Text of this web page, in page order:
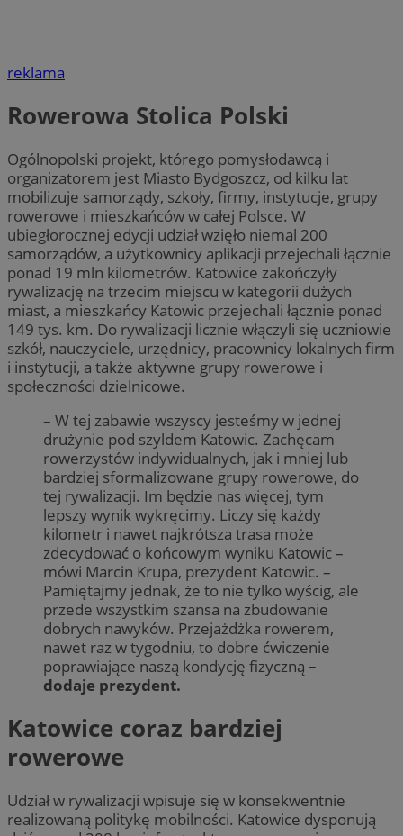
reklama
Rowerowa Stolica Polski
Ogólnopolski projekt, którego pomysłodawcą i
organizatorem jest Miasto Bydgoszcz, od kilku lat
mobilizuje samorządy, szkoły, firmy, instytucje, grupy
rowerowe i mieszkańców w całej Polsce. W
ubiegłorocznej edycji udział wzięło niemal 200
samorządów, a użytkownicy aplikacji przejechali łącznie
ponad 19 mln kilometrów. Katowice zakończyły
rywalizację na trzecim miejscu w kategorii dużych
miast, a mieszkańcy Katowic przejechali łącznie ponad
149 tys. km. Do rywalizacji licznie włączyli się uczniowie
szkół, nauczyciele, urzędnicy, pracownicy lokalnych firm
i instytucji, a także aktywne grupy rowerowe i
społeczności dzielnicowe.
– W tej zabawie wszyscy jesteśmy w jednej
drużynie pod szyldem Katowic. Zachęcam
rowerzystów indywidualnych, jak i mniej lub
bardziej sformalizowane grupy rowerowe, do
tej rywalizacji. Im będzie nas więcej, tym
lepszy wynik wykręcimy. Liczy się każdy
kilometr i nawet najkrótsza trasa może
zdecydować o końcowym wyniku Katowic –
mówi Marcin Krupa, prezydent Katowic. –
Pamiętajmy jednak, że to nie tylko wyścig, ale
przede wszystkim szansa na zbudowanie
dobrych nawyków. Przejażdżka rowerem,
nawet raz w tygodniu, to dobre ćwiczenie
poprawiające naszą kondycję fizyczną –
dodaje prezydent.
Katowice coraz bardziej
rowerowe
Udział w rywalizacji wpisuje się w konsekwentnie
realizowaną politykę mobilności. Katowice dysponują